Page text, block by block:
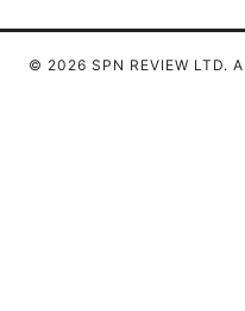
© 2026 SPN REVIEW LTD.